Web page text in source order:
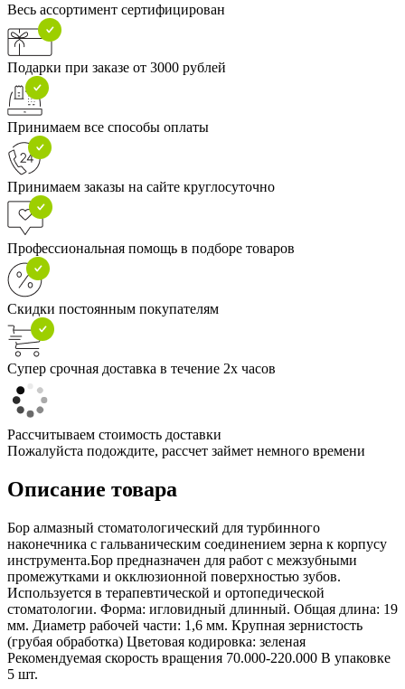
Весь ассортимент сертифицирован
Подарки при заказе от 3000 рублей
Принимаем все способы оплаты
Принимаем заказы на сайте круглосуточно
Профессиональная помощь в подборе товаров
Скидки постоянным покупателям
Супер срочная доставка в течение 2х часов
Рассчитываем стоимость доставки
Пожалуйста подождите, рассчет займет немного времени
Описание товара
Бор алмазный стоматологический для турбинного
наконечника с гальваническим соединением зерна к корпусу
инструмента.Бор предназначен для работ с межзубными
промежутками и окклюзионной поверхностью зубов.
Используется в терапевтической и ортопедической
стоматологии. Форма: игловидный длинный. Общая длина: 19
мм. Диаметр рабочей части: 1,6 мм. Крупная зернистость
(грубая обработка) Цветовая кодировка: зеленая
Рекомендуемая скорость вращения 70.000-220.000 В упаковке
5 шт.